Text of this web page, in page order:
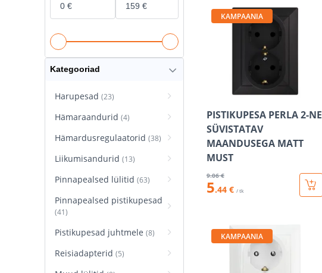
KAMPAANIA
PISTIKUPESA PERLA 2-NE
SÜVISTATAV
MAANDUSEGA MATT
MUST
9.06 €
5.44 € / tk
KAMPAANIA
Kategooriad
Harupesad (23)
Hämaraandurid (4)
Hämardusregulaatorid (38)
Liikumisandurid (13)
Pinnapealsed lülitid (63)
Pinnapealsed pistikupesad
(41)
Pistikupesad juhtmele (8)
Reisiadapterid (5)